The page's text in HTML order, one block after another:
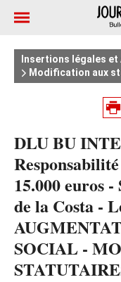
Insertions légales et
Modification aux
DLU BU
15.000 euros -
de la Costa -
SOCIAL -